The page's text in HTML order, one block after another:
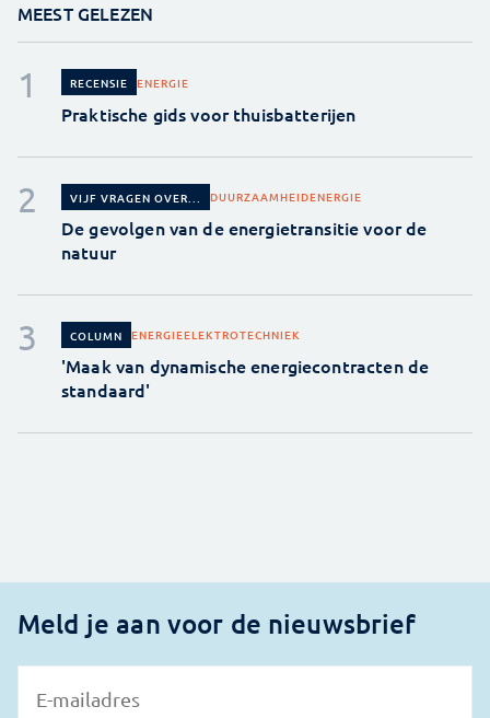
MEEST GELEZEN
RECENSIE ENERGIE
Praktische gids voor thuisbatterijen
VIJF VRAGEN OVER... DUURZAAMHEIDENERGIE
De gevolgen van de energietransitie voor de
natuur
COLUMN ENERGIEELEKTROTECHNIEK
'Maak van dynamische energiecontracten de
standaard'
Meld je aan voor de nieuwsbrief